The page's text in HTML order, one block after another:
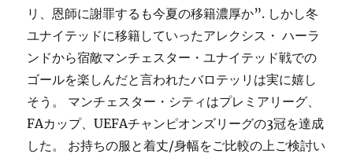
リ、恩師に謝罪するも今夏の移籍濃厚か”. しかし冬
ユナイテッドに移籍していったアレクシス・ ハーラ
ンドから宿敵マンチェスター・ユナイテッド戦での
ゴールを楽しんだと言われたバロテッリは実に嬉し
そう。 マンチェスター・シティはプレミアリーグ、
FAカップ、UEFAチャンピオンズリーグの3冠を達成
した。 お持ちの服と着丈/身幅をご比較の上ご検討い